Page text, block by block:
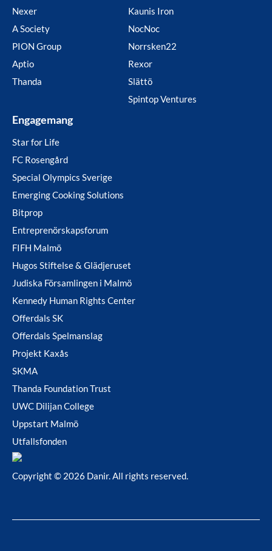
Nexer
A Society
PION Group
Aptio
Thanda
Kaunis Iron
NocNoc
Norrsken22
Rexor
Slättö
Spintop Ventures
Engagemang
Star for Life
FC Rosengård
Special Olympics Sverige
Emerging Cooking Solutions
Bitprop
Entreprenörskapsforum
FIFH Malmö
Hugos Stiftelse & Glädjeruset
Judiska Församlingen i Malmö
Kennedy Human Rights Center
Offerdals SK
Offerdals Spelmanslag
Projekt Kaxås
SKMA
Thanda Foundation Trust
UWC Dilijan College
Uppstart Malmö
Utfallsfonden
Copyright © 2026 Danir. All rights reserved.